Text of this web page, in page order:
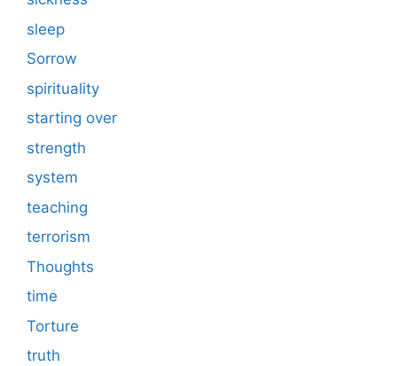
sleep
Sorrow
spirituality
starting over
strength
system
teaching
terrorism
Thoughts
time
Torture
truth